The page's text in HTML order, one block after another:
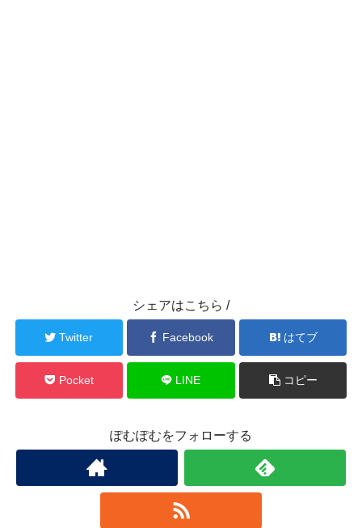
シェアはこちら /
Twitter Facebook はてブ
Pocket LINE コピー
ぽむぽむをフォローする